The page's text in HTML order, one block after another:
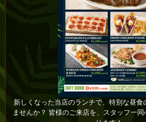
新しくなった当店のランチで、特別な昼食
ませんか？ 皆様のご来店を、スタッフ一